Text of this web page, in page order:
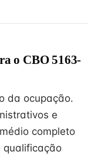
o CBO 5163-
da ocupação.
e
completo
qualificação